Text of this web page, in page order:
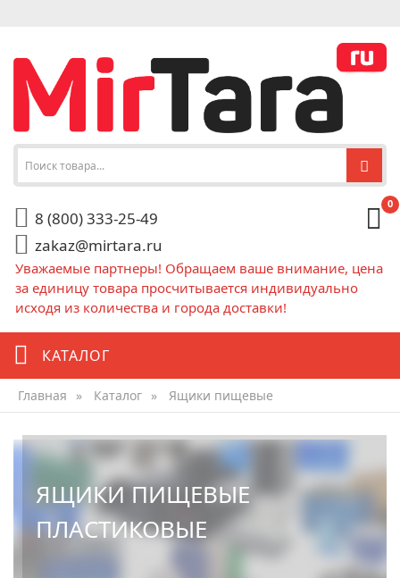
8 (800) 333-25-49
zakaz@mirtara.ru
0
Уважаемые партнеры! Обращаем ваше внимание, цена
за единицу товара просчитывается индивидуально
исходя из количества и города доставки!
КАТАЛОГ
Главная » Каталог » Ящики пищевые
ЯЩИКИ ПИЩЕВЫЕ
ПЛАСТИКОВЫЕ